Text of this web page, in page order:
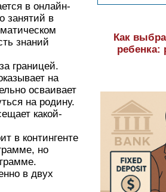
в онлайн-
занятий в
знаний
границей.
на
осваивает
на родину.
какой-
в контингенте
но
в двух
Как
ребенка: